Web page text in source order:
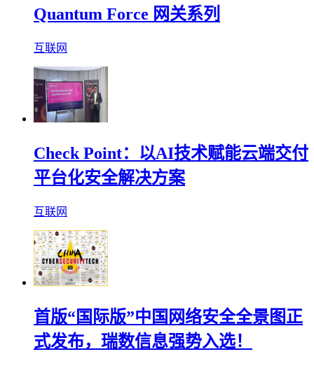
Quantum Force 网关系列
互联网
Check Point：以AI技术赋能云端交付
平台化安全解决方案
互联网
首版“国际版”中国网络安全全景图正
式发布，瑞数信息强势入选！